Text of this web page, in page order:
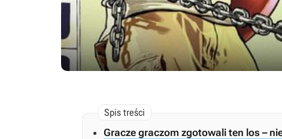
Gracze graczom zgotowali ten los –